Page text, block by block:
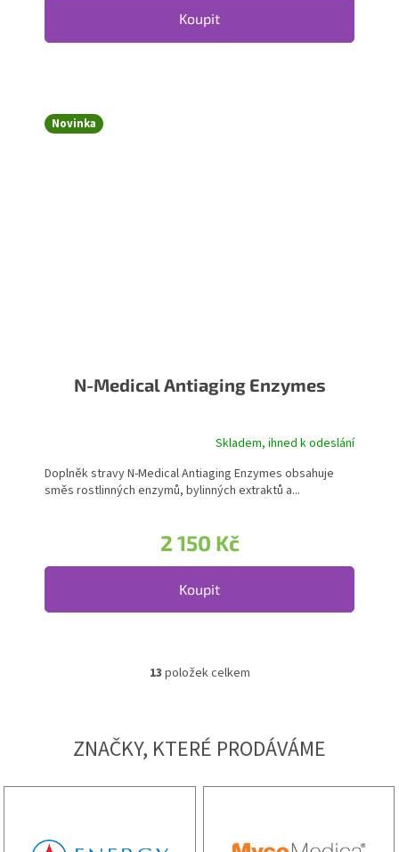
Koupit
Novinka
N-Medical Antiaging Enzymes
Skladem, ihned k odeslání
2 150 Kč
Koupit
Doplněk stravy N-Medical Antiaging Enzymes obsahuje
směs rostlinných enzymů, bylinných extraktů a...
Ovládací prvky výpisu
13 položek celkem
ZNAČKY, KTERÉ PRODÁVÁME